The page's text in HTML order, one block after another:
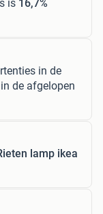
is 16,7%
in de
de afgelopen
lamp ikea